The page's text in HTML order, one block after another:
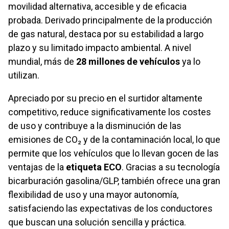
movilidad alternativa, accesible y de eficacia
probada. Derivado principalmente de la producción
de gas natural, destaca por su estabilidad a largo
plazo y su limitado impacto ambiental. A nivel
mundial, más de 28 millones de vehículosya lo
utilizan.
Apreciado por su precio en el surtidor altamente
competitivo, reduce significativamente los costes
de uso y contribuye a la disminución de las
emisiones de CO₂ y de la contaminación local, lo que
permite que los vehículos que lo llevan gocen de las
ventajas de la etiqueta ECO. Gracias a su tecnología
bicarburación gasolina/GLP, también ofrece una gran
flexibilidad de uso y una mayor autonomía,
satisfaciendo las expectativas de los conductores
que buscan una solución sencilla y práctica.